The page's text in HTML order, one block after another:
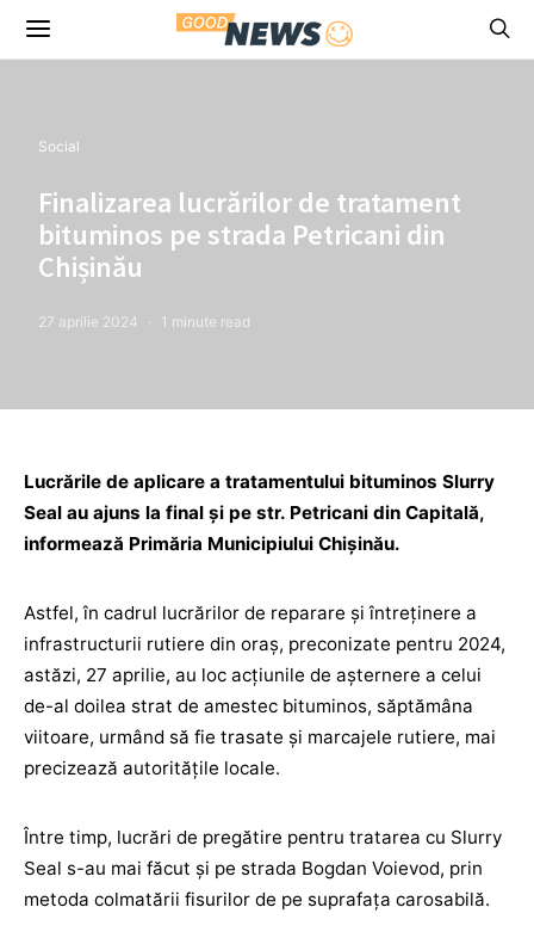
Social
Finalizarea lucrărilor de tratament
bituminos pe strada Petricani din
Chișinău
27 aprilie 2024 1 minute read
Lucrările de aplicare a tratamentului bituminos Slurry
Seal au ajuns la final și pe str. Petricani din Capitală,
informează Primăria Municipiului Chișinău.
Astfel, în cadrul lucrărilor de reparare și întreținere a
infrastructurii rutiere din oraș, preconizate pentru 2024,
astăzi, 27 aprilie, au loc acțiunile de așternere a celui
de-al doilea strat de amestec bituminos, săptămâna
viitoare, urmând să fie trasate și marcajele rutiere, mai
precizează autoritățile locale.
Între timp, lucrări de pregătire pentru tratarea cu Slurry
Seal s-au mai făcut și pe strada Bogdan Voievod, prin
metoda colmatării fisurilor de pe suprafața carosabilă.